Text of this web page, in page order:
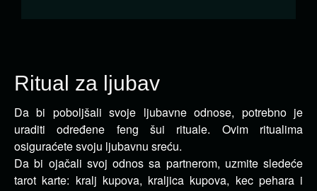
Ritual za ljubav
Da bi poboljšali svoje ljubavne odnose, potrebno je
uraditi određene feng šui rituale. Ovim ritualima
osiguraćete svoju ljubavnu sreću.
Da bi ojačali svoj odnos sa partnerom, uzmite sledeće
tarot karte: kralj kupova, kraljica kupova, kec pehara i